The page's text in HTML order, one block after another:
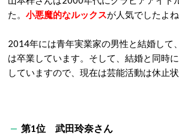
た。 小悪魔的なルックスが人気でしたよね
2014年には青年実業家の男性と結婚して
は卒業しています。そして、結婚と同時に
していますので、現在は芸能活動は休止
第1位 武田玲奈さん